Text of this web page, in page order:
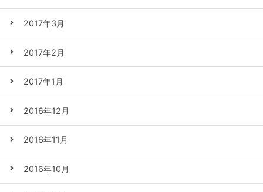
2017年3月
2017年2月
2017年1月
2016年12月
2016年11月
2016年10月